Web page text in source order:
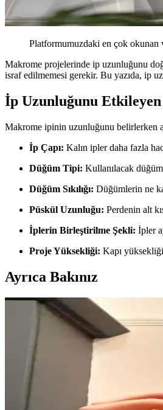
Platformumuzdaki en çok
Makrome projelerinde ip uzunluğunu
israf edilmemesi gerekir. Bu yazıda, ip
İp Uzunluğunu
Makrome ipinin uzunluğunu belirlerken
İp Çapı: Kalın ipler daha fazla
Düğüm Tipi: Kullanılacak
Düğüm Sıkılığı: Düğümlerin ne
Püskül Uzunluğu: Perdenin alt
İplerin Birleştirilme Şekli: İpler
Proje Yüksekliği: Kapı
Ayrıca Bakınız
Makrome ile Ağaç ve Kar
Makrome ile ağaç ve kar halkası
Wisteria Temalı Makrome
Wisteria temalı makrome düğün